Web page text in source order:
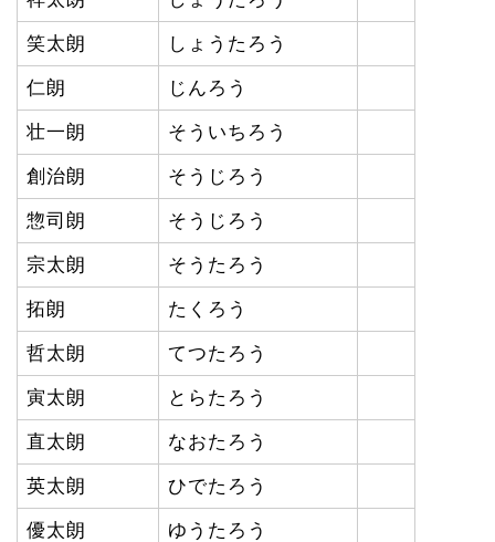
笑太朗 しょうたろう
仁朗 じんろう
壮一朗 そういちろう
創治朗 そうじろう
惣司朗 そうじろう
宗太朗 そうたろう
拓朗 たくろう
哲太朗 てつたろう
寅太朗 とらたろう
直太朗 なおたろう
英太朗 ひでたろう
優太朗 ゆうたろう